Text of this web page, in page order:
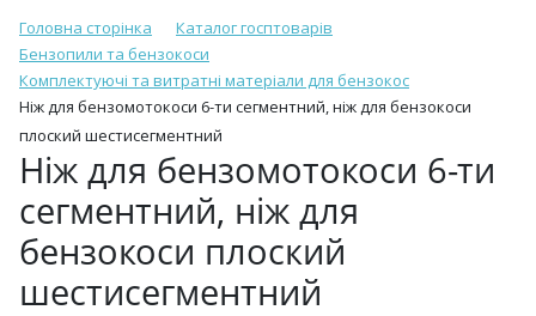
Головна сторінка
Каталог госптоварів
Бензопили та бензокоси
Комплектуючі та витратні матеріали для бензокос
Ніж для бензомотокоси 6-ти сегментний, ніж для бензокоси
плоский шестисегментний
Ніж для бензомотокоси 6-ти
сегментний, ніж для
бензокоси плоский
шестисегментний